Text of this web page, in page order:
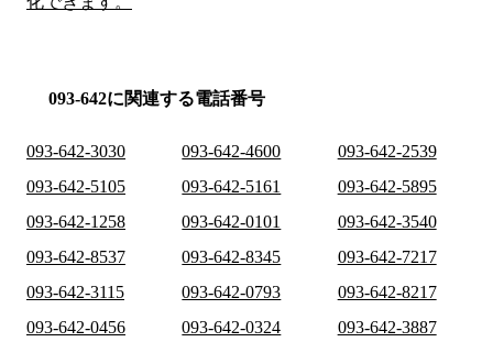
093-642に関連する電話番号
093-642-3030 093-642-4600
093-642-2539
093-642-5105
093-642-5161
093-642-5895
093-642-1258
093-642-0101
093-642-3540
093-642-8537
093-642-8345
093-642-7217
093-642-3115
093-642-0793
093-642-8217
093-642-0456
093-642-0324
093-642-3887